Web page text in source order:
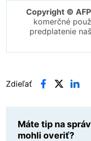
Copyright ©
komerčné
predplatenie
Zdieľať
Máte tip na
mohli overiť?